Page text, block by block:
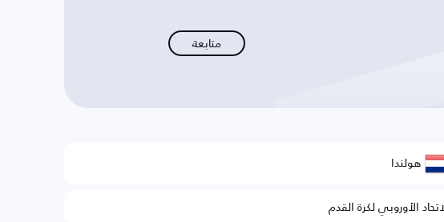
متابعة
هولندا
الأوروبي لكرة القدم